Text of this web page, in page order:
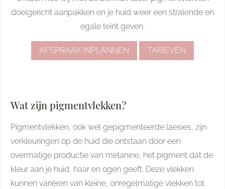
doelgericht aanpakken en je huid weer een stralende en
egale teint geven.
AFSPRAAK INPLANNEN TARIEVEN
Wat zijn pigmentvlekken?
Pigmentvlekken, ook wel gepigmenteerde laesies, zijn
verkleuringen op de huid die ontstaan door een
overmatige productie van melanine, het pigment dat de
kleur aan je huid, haar en ogen geeft. Deze vlekken
kunnen variëren van kleine, onregelmatige vlekken tot